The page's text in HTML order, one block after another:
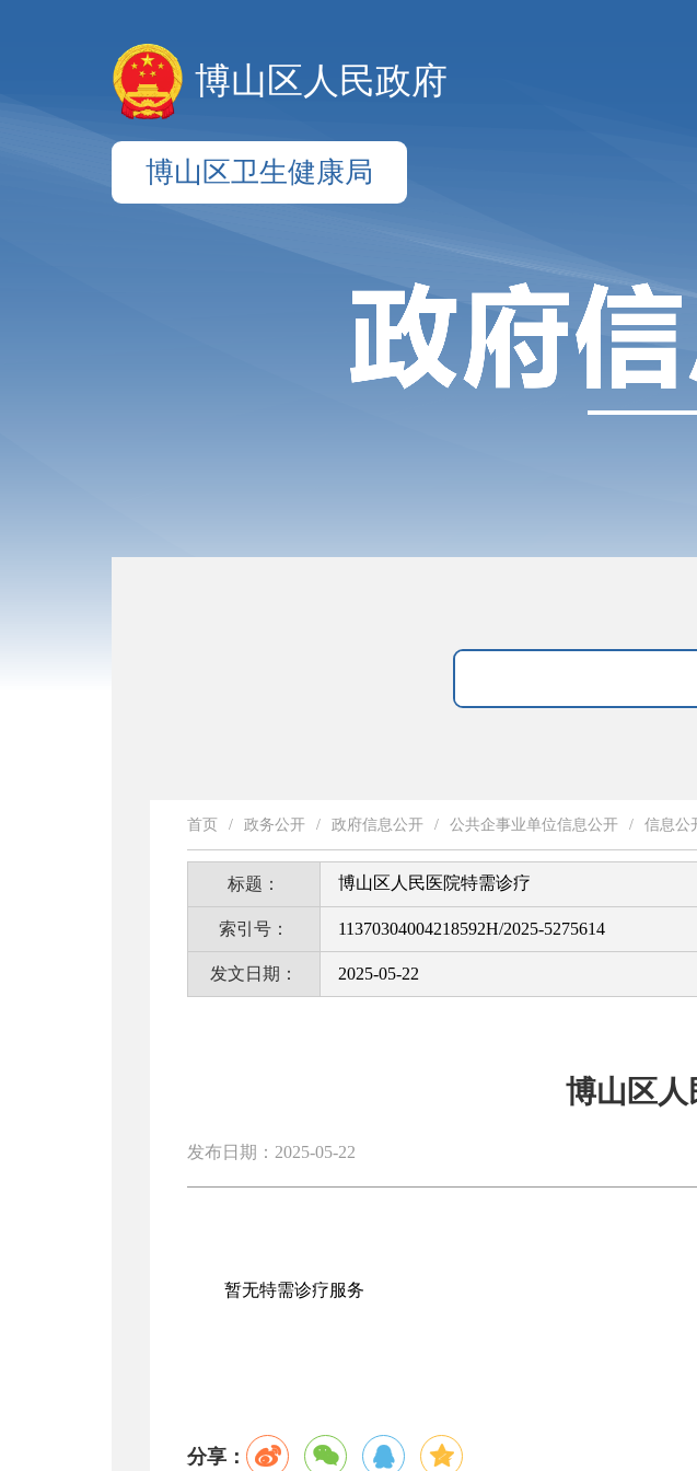
博山区人民政府
博山区卫生健康局
首页 / 政务公开 / 政府信息公开 / 公共企事业单位信息公开 / 信息公
标题： 博山区人民医院特需诊疗
索引号： 11370304004218592H/2025-5275614
发文日期： 2025-05-22
博山区人
发布日期：2025-05-22
暂无特需诊疗服务
分享：